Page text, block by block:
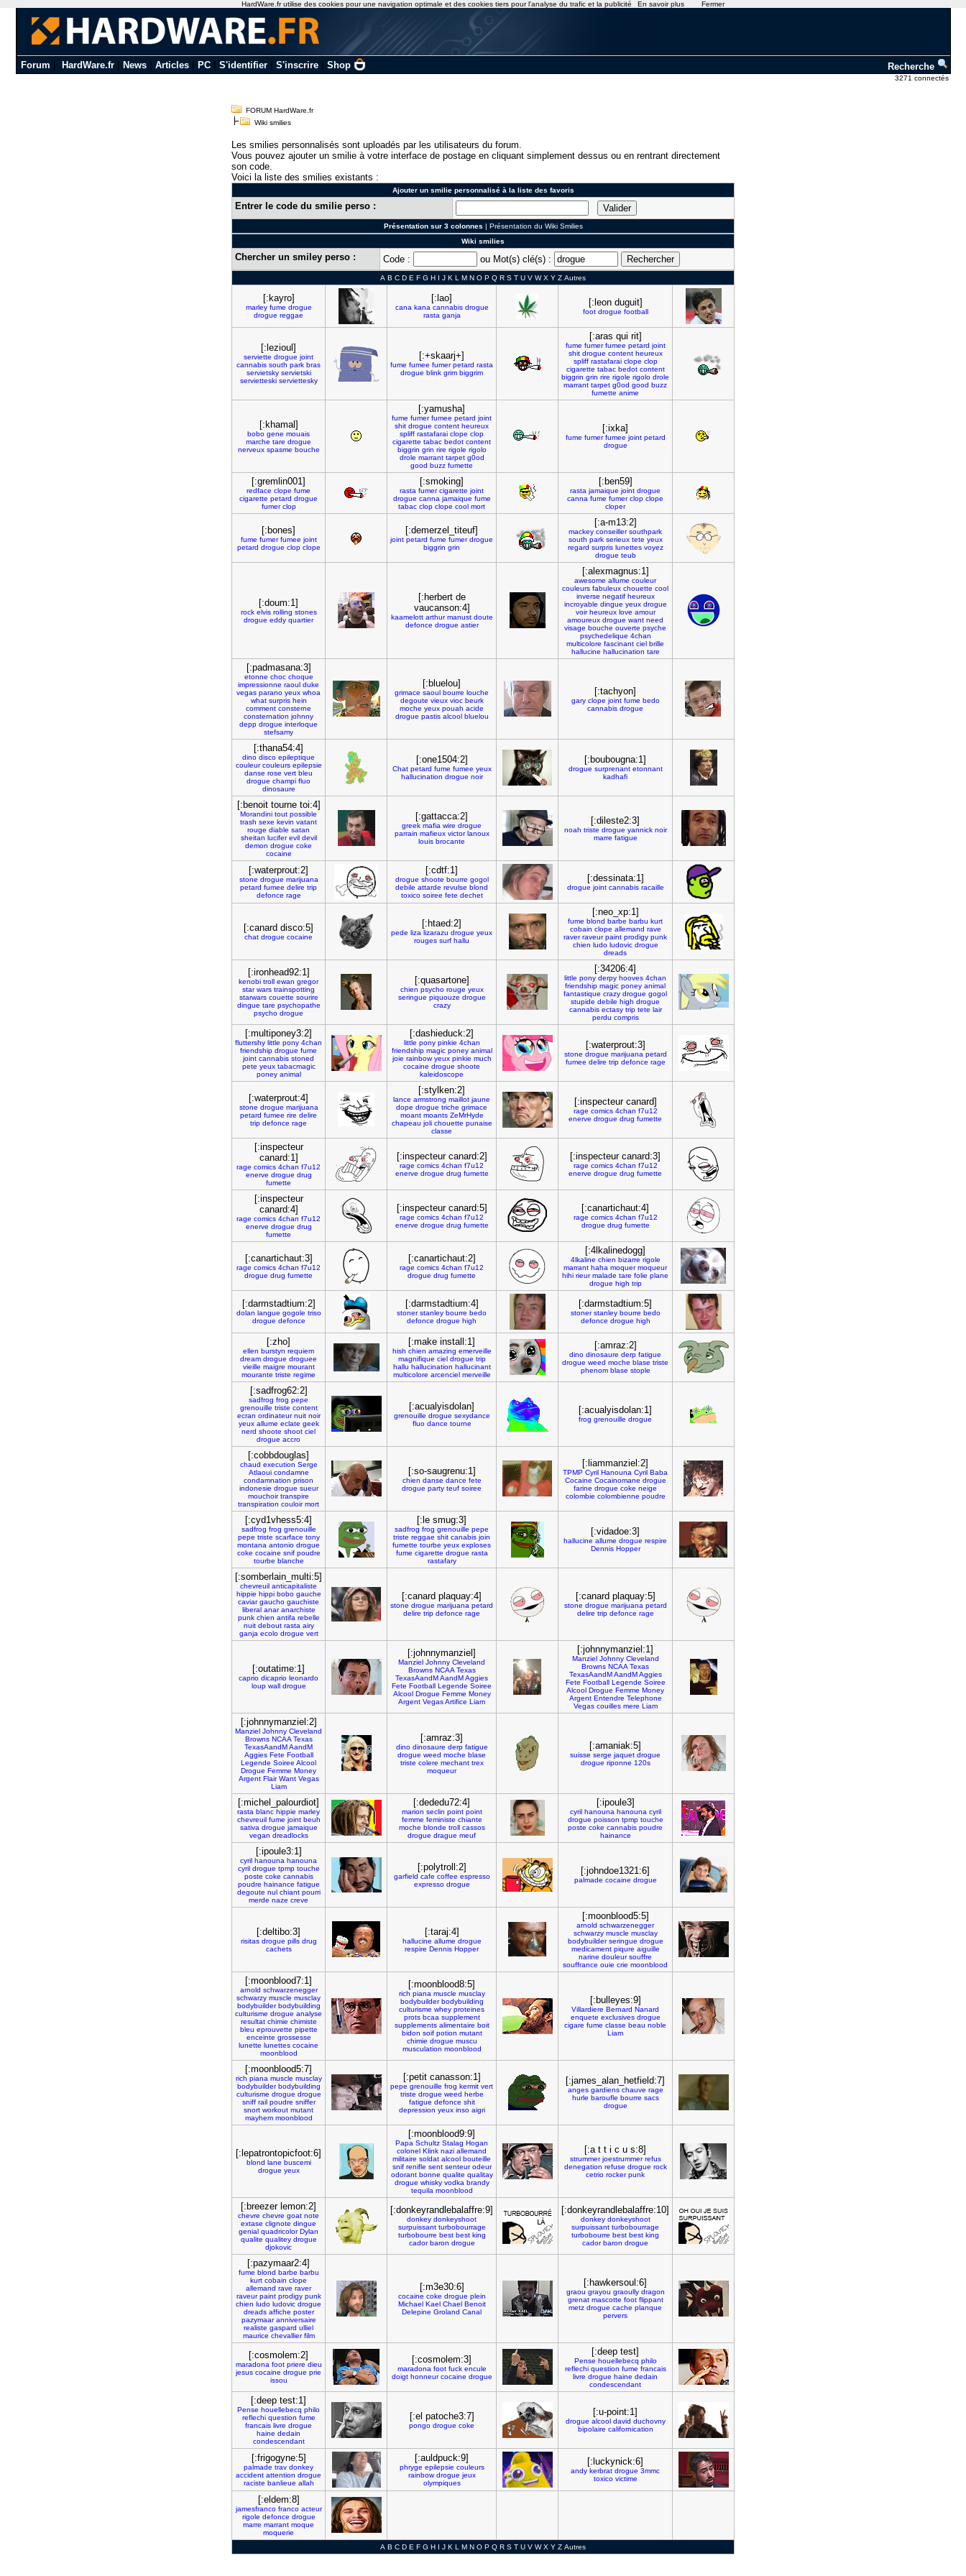
Forum HardWare.fr| News| Articles| PC| S'identifier| S'inscrire| Shop Recherche
3271 connectés
FORUM HardWare.fr
Wiki smilies
Les smilies personnalisés sont uploadés par les utilisateurs du forum.
Vous pouvez ajouter un smilie à votre interface de postage en cliquant simplement dessus ou en rentrant directement
son code.
Voici la liste des smilies existants :
Ajouter un smilie personnalisé à la liste des favoris
Entrer le code du smilie perso :
Présentation sur 3 colonnes | Présentation du Wiki Smilies
Wiki smilies
Chercher un smiley perso : Code : ou Mot(s) clé(s) :
A B C D E F G H I J K L M N O P Q R S T U V W X Y Z Autres
[:kayro]
marley fume drogue
drogue reggae
[:lao]
cana kana cannabis drogue
rasta ganja
[:leon duguit]
foot drogue football
[:lezioul]
serviette drogue joint
cannabis south park bras
servietsky servietski
servietteski serviettesky
[:+skaarj+]
fume fumee fumer petard rasta
drogue blink grim biggrim
[:aras qui rit]
fume fumer fumee petard joint
shit drogue content heureux
spliff rastafarai clope clop
cigarette tabac bedot content
biggrin grin rire rigole rigolo drole
marrant tarpet g0od good buzz
fumette anime
[:khamal]
bobo gene mouais
marche tare drogue
nerveux spasme bouche
[:yamusha]
fume fumer fumee petard joint
shit drogue content heureux
spliff rastafarai clope clop
cigarette tabac bedot content
biggrin grin rire rigole rigolo
drole marrant tarpet g0od
good buzz fumette
[:ixka]
fume fumer fumee joint petard
drogue
[:gremlin001]
redface clope fume
cigarette petard drogue
fumer clop
[:smoking]
rasta fumer cigarette joint
drogue canna jamaique fume
tabac clop clope cool mort
[:ben59]
rasta jamaique joint drogue
canna fume fumer clop clope
cloper
[:bones]
fume fumer fumee joint
petard drogue clop clope
[:demerzel_titeuf]
joint petard fume fumer drogue
biggrin grin
[:a-m13:2]
mackey conseiller southpark
south park serieux tete yeux
regard surpris lunettes voyez
drogue teub
[:doum:1]
rock elvis rolling stones
drogue eddy quartier
[:herbert de
vaucanson:4]
kaamelott arthur manust doute
defonce drogue astier
[:alexmagnus:1]
awesome allume couleur
couleurs fabuleux chouette cool
inverse negatif heureux
incroyable dingue yeux drogue
voir heureux love amour
amoureux drogue want need
visage bouche ouverte psyche
psychedelique 4chan
multicolore fascinant ciel brille
hallucine hallucination tare
[:padmasana:3]
etonne choc choque
impressionne raoul duke
vegas parano yeux whoa
what surpris hein
comment consterne
consternation johnny
depp drogue interloque
stefsamy
[:bluelou]
grimace saoul bourre louche
degoute vieux vioc beurk
moche yeux pouah acide
drogue pastis alcool bluelou
[:tachyon]
gary clope joint fume bedo
cannabis drogue
[:thana54:4]
dino disco epileptique
couleur couleurs epilepsie
danse rose vert bleu
drogue champi fluo
dinosaure
[:one1504:2]
Chat petard fume fumee yeux
hallucination drogue noir
[:boubougna:1]
drogue surprenant etonnant
kadhafi
[:benoit tourne toi:4]
Morandini tout possible
trash sexe kevin vatant
rouge diable satan
sheitan lucifer evil devil
demon drogue coke
cocaine
[:gattacca:2]
greek mafia wire drogue
parrain mafieux victor lanoux
louis brocante
[:dileste2:3]
noah triste drogue yannick noir
marre fatigue
[:waterprout:2]
stone drogue marijuana
petard fumee delire trip
defonce rage
[:cdtf:1]
drogue shoote bourre gogol
debile attarde revulse blond
toxico soiree fete dechet
[:dessinata:1]
drogue joint cannabis racaille
[:canard disco:5]
chat drogue cocaine
[:htaed:2]
pede liza lizarazu drogue yeux
rouges surf hallu
[:neo_xp:1]
fume blond barbe barbu kurt
cobain clope allemand rave
raver raveur paint prodigy punk
chien ludo ludovic drogue
dreads
[:ironhead92:1]
kenobi troll ewan gregor
star wars trainspotting
starwars couette sourire
dingue tare psychopathe
psycho drogue
[:quasartone]
chien psycho rouge yeux
seringue piquouze drogue
crazy
[:34206:4]
little pony derpy hooves 4chan
friendship magic poney animal
fantastique crazy drogue gogol
stupide debile high drogue
cannabis ectasy trip tete lair
perdu compris
[:multiponey3:2]
fluttershy little pony 4chan
friendship drogue fume
joint cannabis stoned
pete yeux tabacmagic
poney animal
[:dashieduck:2]
little pony pinkie 4chan
friendship magic poney animal
joie rainbow yeux pinkie much
cocaine drogue shoote
kaleidoscope
[:waterprout:3]
stone drogue marijuana petard
fumee delire trip defonce rage
[:waterprout:4]
stone drogue marijuana
petard fumee rire delire
trip defonce rage
[:stylken:2]
lance armstrong maillot jaune
dope drogue triche grimace
moant moants ZeMrHyde
chapeau joli chouette punaise
classe
[:inspecteur canard]
rage comics 4chan f7u12
enerve drogue drug fumette
[:inspecteur
canard:1]
rage comics 4chan f7u12
enerve drogue drug
fumette
[:inspecteur canard:2]
rage comics 4chan f7u12
enerve drogue drug fumette
[:inspecteur canard:3]
rage comics 4chan f7u12
enerve drogue drug fumette
[:inspecteur
canard:4]
rage comics 4chan f7u12
enerve drogue drug
fumette
[:inspecteur canard:5]
rage comics 4chan f7u12
enerve drogue drug fumette
[:canartichaut:4]
rage comics 4chan f7u12
drogue drug fumette
[:canartichaut:3]
rage comics 4chan f7u12
drogue drug fumette
[:canartichaut:2]
rage comics 4chan f7u12
drogue drug fumette
[:4lkalinedogg]
4lkaline chien bizarre rigole
marrant haha moquer moqueur
hihi rieur malade tare folie plane
drogue high trip
[:darmstadtium:2]
dolan langue gogole triso
drogue defonce
[:darmstadtium:4]
stoner stanley bourre bedo
defonce drogue high
[:darmstadtium:5]
stoner stanley bourre bedo
defonce drogue high
[:zho]
ellen burstyn requiem
dream drogue droguee
vieille maigre mourant
mourante triste regime
[:make install:1]
hish chien amazing emerveille
magnifique ciel drogue trip
hallu hallucination hallucinant
multicolore arcenciel merveille
[:amraz:2]
dino dinosaure derp fatigue
drogue weed moche blase triste
phenom blase stople
[:sadfrog62:2]
sadfrog frog pepe
grenouille triste content
ecran ordinateur nuit noir
yeux allume eclate geek
nerd shoote shoot ciel
drogue accro
[:acualyisdolan]
grenouille drogue sexydance
fluo dance tourne
[:acualyisdolan:1]
frog grenouille drogue
[:cobbdouglas]
chaud execution Serge
Atlaoui condamne
condamnation prison
indonesie drogue sueur
mouchoir transpire
transpiration couloir mort
[:so-saugrenu:1]
chien danse dance fete
drogue party teuf soiree
[:liammanziel:2]
TPMP Cyril Hanouna Cyril Baba
Cocaine Cocainomane drogue
farine drogue coke neige
colombie colombienne poudre
[:cyd1vhess5:4]
sadfrog frog grenouille
pepe triste scarface tony
montana antonio drogue
coke cocaine snif poudre
tourbe blanche
[:le smug:3]
sadfrog frog grenouille pepe
triste reggae shit canabis join
fumette tourbe yeux exploses
fume cigarette drogue rasta
rastafary
[:vidadoe:3]
hallucine allume drogue respire
Dennis Hopper
[:somberlain_multi:5]
chevreuil anticapitaliste
hippie hippi bobo gauche
caviar gaucho gauchiste
liberal anar anarchiste
punk chien antifa rebelle
nuit debout rasta airy
ganja ecolo drogue vert
[:canard plaquay:4]
stone drogue marijuana petard
delire trip defonce rage
[:canard plaquay:5]
stone drogue marijuana petard
delire trip defonce rage
[:outatime:1]
caprio dicaprio leonardo
loup wall drogue
[:johnnymanziel]
Manziel Johnny Cleveland
Browns NCAA Texas
TexasAandMAandMAggies
Fete Football Legende Soiree
Alcool Drogue Femme Money
Argent VegasArtifice Liam
[:johnnymanziel:1]
Manziel Johnny Cleveland
Browns NCAA Texas
TexasAandM AandM Aggies
Fete Football Legende Soiree
Alcool Drogue Femme Money
Argent Entendre Telephone
Vegas couilles mere Liam
[:johnnymanziel:2]
Manziel Johnny Cleveland
Browns NCAA Texas
TexasAandMAandM
Aggies Fete Football
Legende Soiree Alcool
Drogue Femme Money
Argent Flair Want Vegas
Liam
[:amraz:3]
dino dinosaure derp fatigue
drogue weed moche blase
triste colere mechant trex
moqueur
[:amaniak:5]
suisse serge jaquet drogue
drogue riponne 120s
[:michel_palourdiot]
rasta blanc hippie marley
chevreuil fume joint beuh
sativa drogue jamaique
vegan dreadlocks
[:dededu72:4]
marion seclin point point
femme feministe chiante
moche blonde troll cassos
drogue drague meuf
[:ipoule3]
cyril hanouna hanouna cyril
drogue poisson tpmp touche
poste coke cannabis poudre
hainance
[:ipoule3:1]
cyril hanouna hanouna
cyril drogue tpmp touche
poste coke cannabis
poudre hainance fatigue
degoute nul chiant pourri
merde naze creve
[:polytroll:2]
garfield cafe coffee espresso
expresso drogue
[:johndoe1321:6]
palmade cocaine drogue
[:deltibo:3]
risitas drogue pills drug
cachets
[:taraj:4]
hallucine allume drogue
respire Dennis Hopper
[:moonblood5:5]
arnold schwarzenegger
schwarzy muscle musclay
bodybuilder seringue drogue
medicament piqure aiguille
narine douleur souffre
souffrance ouie crie moonblood
[:moonblood7:1]
arnold schwarzenegger
schwarzy muscle musclay
bodybuilder bodybuilding
culturisme drogue analyse
resultat chimie chimiste
bleu eprouvette pipette
enceinte grossesse
lunette lunettes cocaine
moonblood
[:moonblood8:5]
rich piana muscle musclay
bodybuilder bodybuilding
culturisme whey proteines
prots bcaa supplement
supplements alimentaire boit
bidon soif potion mutant
chimie drogue muscu
musculation moonblood
[:bulleyes:9]
Villardiere Bernard Nanard
enquete exclusives drogue
cigare fume classe beau noble
Liam
[:moonblood5:7]
rich piana muscle musclay
bodybuilder bodybuilding
culturisme drogue drogue
sniff rail poudre sniffer
snort workout mutant
mayhem moonblood
[:petit canasson:1]
pepe grenouille frog kermit vert
triste drogue weed herbe
fatigue defonce shit
depression yeux inso aigri
[:james_alan_hetfield:7]
anges gardiens chauve rage
hurle baroufle bourre sacs
drogue
[:lepatrontopicfoot:6]
blond lane buscemi
drogue yeux
[:moonblood9:9]
Papa Schultz Stalag Hogan
colonel Klink nazi allemand
militaire soldat alcool bouteille
snif renifle sent senteur odeur
odorant bonne qualite qualitay
drogue whisky vodka brandy
tequila moonblood
[:a t t i c u s:8]
strummer joestrummer refus
denegation refuse drogue rock
cetrio rocker punk
[:breezer lemon:2]
chevre chevre goat note
extase clignote dingue
genial quadricolor Dylan
qualite qualitey drogue
djokovic
[:donkeyrandlebalaffre:9]
donkey donkeyshoot
surpuissant turbobourrage
turbobourre best best king
cador baron drogue
[:donkeyrandlebalaffre:10]
donkey donkeyshoot
surpuissant turbobourrage
turbobourre best best king
cador baron drogue
[:pazymaar2:4]
fume blond barbe barbu
kurt cobain clope
allemand rave raver
raveur paint prodigy punk
chien ludo ludovic drogue
dreads affiche poster
pazymaar anniversaire
realiste gaspard ulliel
maurice chevallier film
[:m3e30:6]
cocaine coke drogue plein
Michael Kael Chael Benoit
Delepine Groland Canal
[:hawkersoul:6]
graou grayou graoully dragon
grenat mascotte foot flippant
metz drogue cache planque
pervers
[:cosmolem:2]
maradona foot priere dieu
jesus cocaine drogue prie
issou
[:cosmolem:3]
maradona foot fuck encule
doigt honneur cocaine drogue
[:deep test]
Pense houellebecq philo
reflechi question fume francais
livre drogue haine dedain
condescendant
[:deep test:1]
Pense houellebecq philo
reflechi question fume
francais livre drogue
haine dedain
condescendant
[:el patoche3:7]
pongo drogue coke
[:u-point:1]
drogue alcool david duchovny
bipolaire californication
[:frigogyne:5]
palmade trav donkey
accident attention drogue
raciste banlieue allah
[:auldpuck:9]
phryge epilepsie couleurs
rainbow drogue jeux
olympiques
[:luckynick:6]
andy kerbrat drogue 3mmc
toxico victime
[:eldem:8]
jamesfranco franco acteur
rigole defonce drogue
marre marrant moque
moquerie
A B C D E F G H I J K L M N O P Q R S T U V W X Y Z Autres
HardWare.fr utilise des cookies pour une navigation optimale et des cookies tiers pour l'analyse du trafic et la publicité En savoir plus Fermer